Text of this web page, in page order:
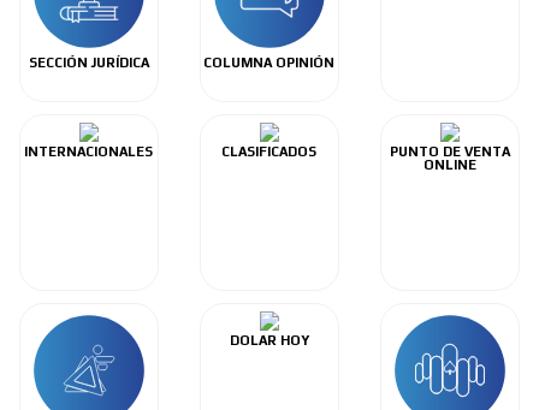
SECCIÓN JURÍDICA COLUMNA OPINIÓN
INTERNACIONALES CLASIFICADOS
PUNTO DE VENTA
ONLINE
DOLAR HOY